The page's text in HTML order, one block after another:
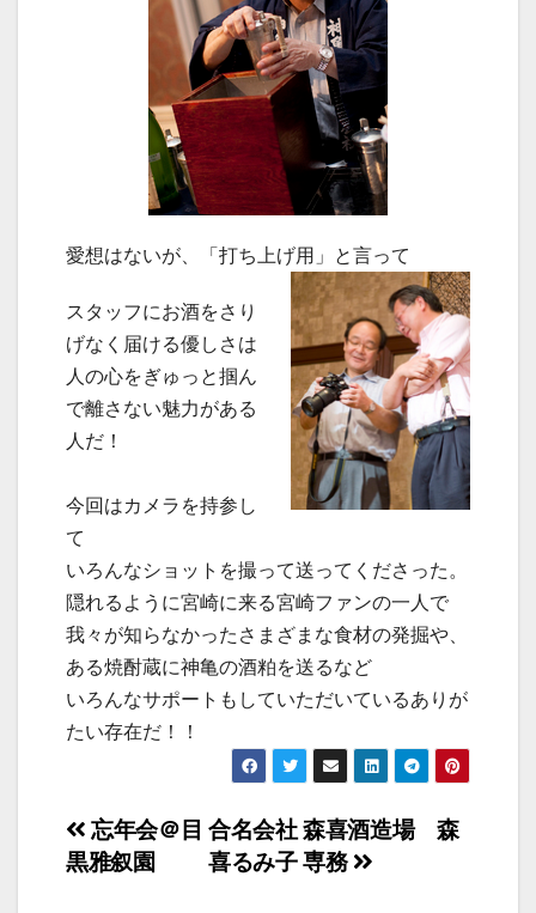
愛想はないが、「打ち上げ用」と言って
スタッフにお酒をさり
げなく届ける優しさは
人の心をぎゅっと掴ん
で離さない魅力がある
人だ！
今回はカメラを持参し
て
いろんなショットを撮って送ってくださった。
隠れるように宮崎に来る宮崎ファンの一人で
我々が知らなかったさまざまな食材の発掘や、
ある焼酎蔵に神亀の酒粕を送るなど
いろんなサポートもしていただいているありが
たい存在だ！！
投
稿
合名会社 森喜酒造場 森
喜るみ子 専務
忘年会＠目
黒雅叙園